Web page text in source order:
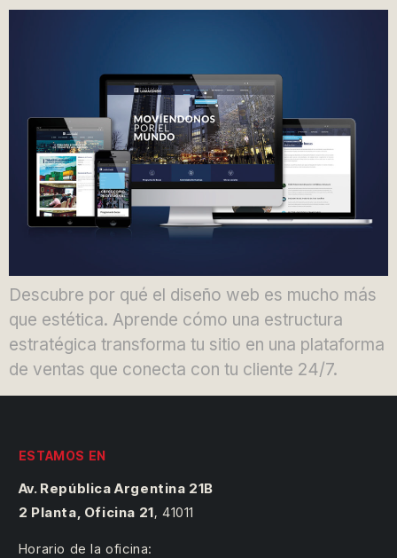
Descubre por qué el diseño web es mucho más
que estética. Aprende cómo una estructura
estratégica transforma tu sitio en una plataforma
de ventas que conecta con tu cliente 24/7.
ESTAMOS EN
Av. República Argentina 21B
2 Planta, Oficina 21, 41011
Horario de la oficina: